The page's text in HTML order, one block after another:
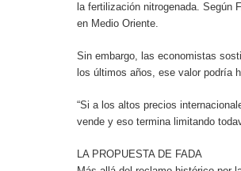
la fertilización nitrogenada. Según
en Medio Oriente.
Sin embargo, las economistas
los últimos años, ese valor podría
“Si a los altos precios
vende y eso termina limitando
LA PROPUESTA DE FADA